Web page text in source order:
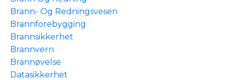
Brann- Og Redningsvesen
Brannforebygging
Brannsikkerhet
Brannvern
Brannøvelse
Datasikkerhet